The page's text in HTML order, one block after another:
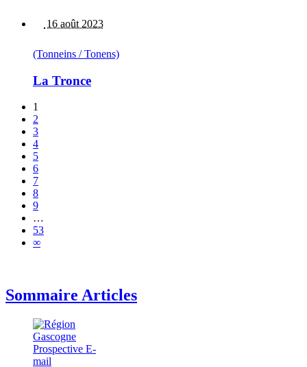
16 août 2023
(Tonneins / Tonens)
La Tronce
1
2
3
4
5
6
7
8
9
…
53
∞
Sommaire Articles